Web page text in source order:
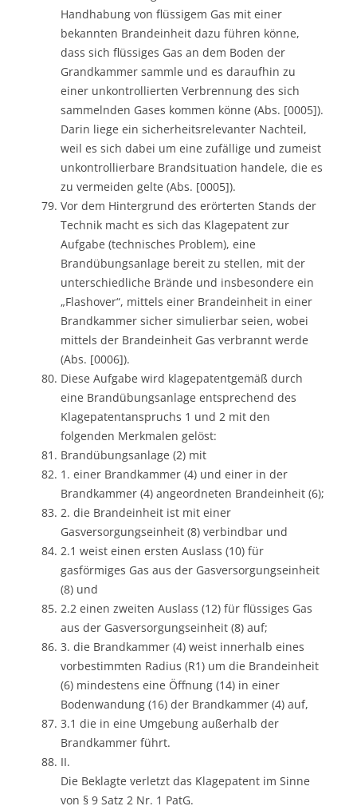
Handhabung von flüssigem Gas mit einer
bekannten Brandeinheit dazu führen könne,
dass sich flüssiges Gas an dem Boden der
Grandkammer sammle und es daraufhin zu
einer unkontrollierten Verbrennung des sich
sammelnden Gases kommen könne (Abs. [0005]).
Darin liege ein sicherheitsrelevanter Nachteil,
weil es sich dabei um eine zufällige und zumeist
unkontrollierbare Brandsituation handele, die es
zu vermeiden gelte (Abs. [0005]).
Vor dem Hintergrund des erörterten Stands der
Technik macht es sich das Klagepatent zur
Aufgabe (technisches Problem), eine
Brandübungsanlage bereit zu stellen, mit der
unterschiedliche Brände und insbesondere ein
„Flashover“, mittels einer Brandeinheit in einer
Brandkammer sicher simulierbar seien, wobei
mittels der Brandeinheit Gas verbrannt werde
(Abs. [0006]).
Diese Aufgabe wird klagepatentgemäß durch
eine Brandübungsanlage entsprechend des
Klagepatentanspruchs 1 und 2 mit den
folgenden Merkmalen gelöst:
Brandübungsanlage (2) mit
1. einer Brandkammer (4) und einer in der
Brandkammer (4) angeordneten Brandeinheit (6);
2. die Brandeinheit ist mit einer
Gasversorgungseinheit (8) verbindbar und
2.1 weist einen ersten Auslass (10) für
gasförmiges Gas aus der Gasversorgungseinheit
(8) und
2.2 einen zweiten Auslass (12) für flüssiges Gas
aus der Gasversorgungseinheit (8) auf;
3. die Brandkammer (4) weist innerhalb eines
vorbestimmten Radius (R1) um die Brandeinheit
(6) mindestens eine Öffnung (14) in einer
Bodenwandung (16) der Brandkammer (4) auf,
3.1 die in eine Umgebung außerhalb der
Brandkammer führt.
II.
Die Beklagte verletzt das Klagepatent im Sinne
von § 9 Satz 2 Nr. 1 PatG.